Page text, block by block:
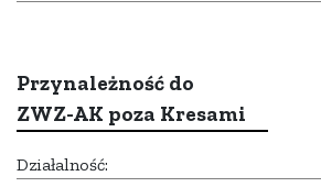
Przynależność do
ZWZ-AK poza Kresami
Działalność: